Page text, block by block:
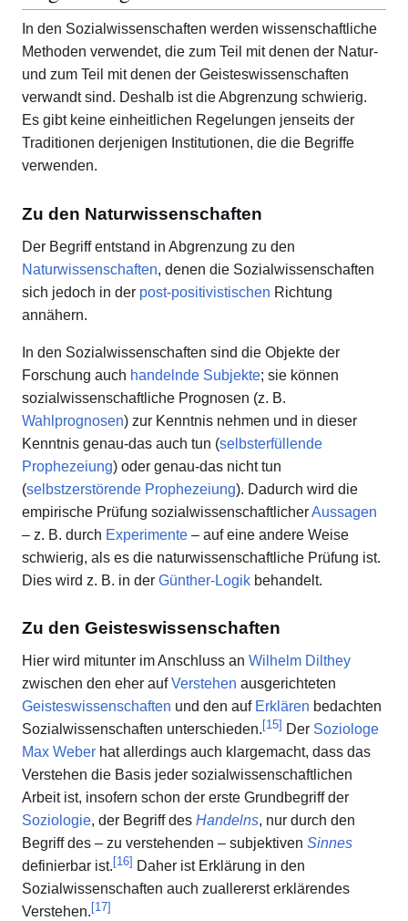
In den Sozialwissenschaften werden wissenschaftliche
Methoden verwendet, die zum Teil mit denen der Natur-
und zum Teil mit denen der Geisteswissenschaften
verwandt sind. Deshalb ist die Abgrenzung schwierig.
Es gibt keine einheitlichen Regelungen jenseits der
Traditionen derjenigen Institutionen, die die Begriffe
verwenden.
Zu den Naturwissenschaften
Der Begriff entstand in Abgrenzung zu den
Naturwissenschaften, denen die Sozialwissenschaften
sich jedoch in der post-positivistischen Richtung
annähern.
In den Sozialwissenschaften sind die Objekte der
Forschung auch handelnde Subjekte; sie können
sozialwissenschaftliche Prognosen (z. B.
Wahlprognosen) zur Kenntnis nehmen und in dieser
Kenntnis genau-das auch tun (selbsterfüllende
Prophezeiung) oder genau-das nicht tun
(selbstzerstörende Prophezeiung). Dadurch wird die
empirische Prüfung sozialwissenschaftlicherAussagen
– z. B. durch Experimente – auf eine andere Weise
schwierig, als es die naturwissenschaftliche Prüfung ist.
Dies wird z. B. in der Günther-Logik behandelt.
Zu den Geisteswissenschaften
Hier wird mitunter im Anschluss an Wilhelm Dilthey
zwischen den eher aufVerstehen ausgerichteten
Geisteswissenschaften und den auf Erklären bedachten
Sozialwissenschaften unterschieden. [15] Der Soziologe
Max Weber hat allerdings auch klargemacht, dass das
Verstehen die Basis jeder sozialwissenschaftlichen
Arbeit ist, insofern schon der erste Grundbegriff der
Soziologie, der Begriff des Handelns, nur durch den
Begriff des – zu verstehenden – subjektiven Sinnes
definierbar ist. [16] Daher ist Erklärung in den
Sozialwissenschaften auch zuallererst erklärendes
Verstehen. [17]